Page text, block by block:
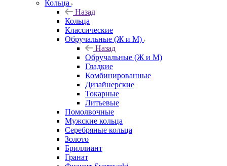
Кольца
Назад
Кольца
Классические
Обручальные (Ж и М)
Назад
Обручальные (Ж и М)
Гладкие
Комбинированные
Дизайнерские
Токарные
Литьевые
Помолвочные
Мужские кольца
Серебряные кольца
Золото
Бриллиант
Гранат